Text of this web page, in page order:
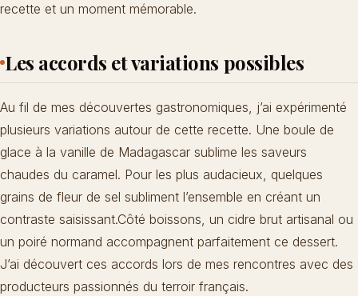
recette et un moment mémorable.
Les accords et variations possibles
Au fil de mes découvertes gastronomiques, j’ai expérimenté
plusieurs variations autour de cette recette. Une boule de
glace à la vanille de Madagascar sublime les saveurs
chaudes du caramel. Pour les plus audacieux, quelques
grains de fleur de sel subliment l’ensemble en créant un
contraste saisissant.Côté boissons, un cidre brut artisanal ou
un poiré normand accompagnent parfaitement ce dessert.
J’ai découvert ces accords lors de mes rencontres avec des
producteurs passionnés du terroir français.